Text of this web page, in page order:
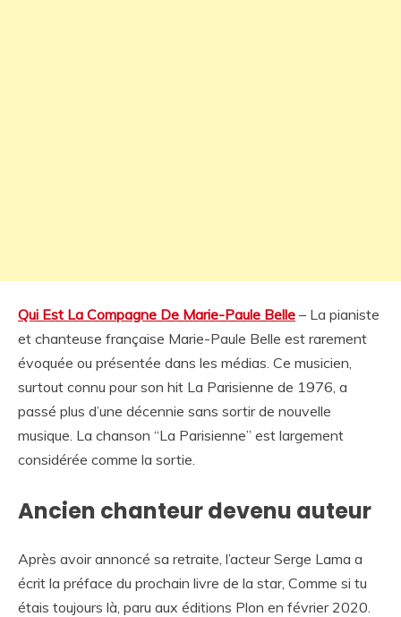
Qui Est La Compagne De Marie-Paule Belle – La pianiste
et chanteuse française Marie-Paule Belle est rarement
évoquée ou présentée dans les médias. Ce musicien,
surtout connu pour son hit La Parisienne de 1976, a
passé plus d’une décennie sans sortir de nouvelle
musique. La chanson “La Parisienne” est largement
considérée comme la sortie.
Ancien chanteur devenu auteur
Après avoir annoncé sa retraite, l’acteur Serge Lama a
écrit la préface du prochain livre de la star, Comme si tu
étais toujours là, paru aux éditions Plon en février 2020.